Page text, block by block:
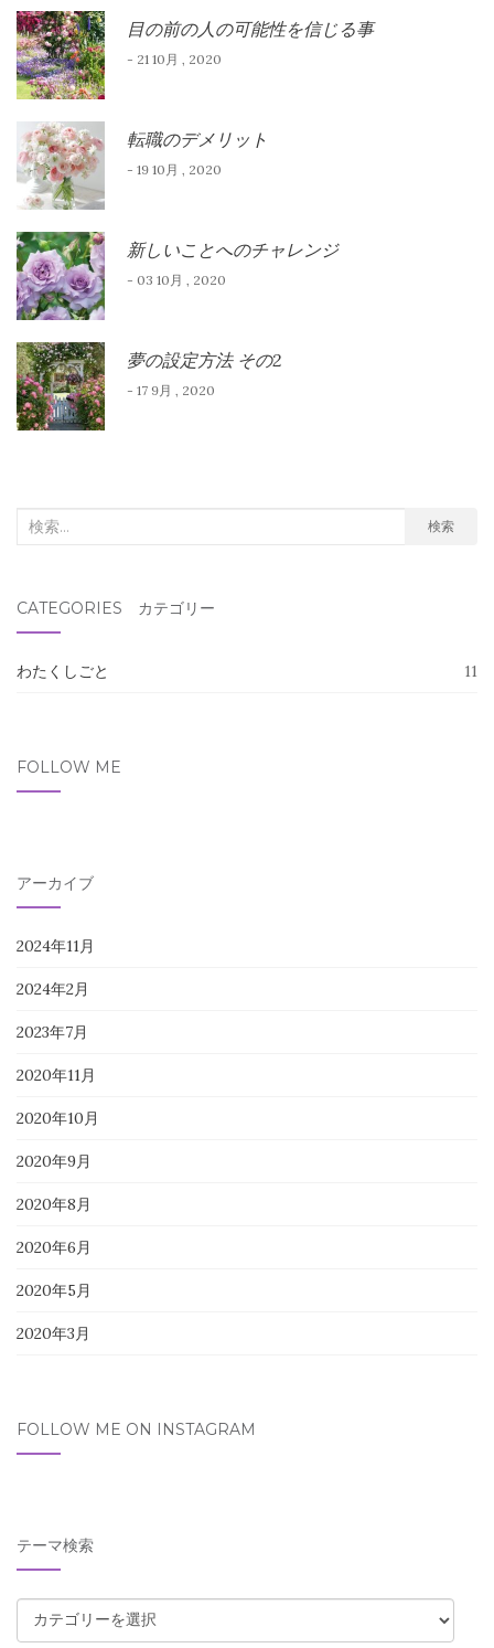
目の前の人の可能性を信じる事
- 21 10月 , 2020
転職のデメリット
- 19 10月 , 2020
新しいことへのチャレンジ
- 03 10月 , 2020
夢の設定方法 その2
- 17 9月 , 2020
検
象:
検索
CATEGORIES カテゴリー
わたくしごと 11
FOLLOW ME
アーカイブ
2024年11月
2024年2月
2023年7月
2020年11月
2020年10月
2020年9月
2020年8月
2020年6月
2020年5月
2020年3月
FOLLOW ME ON INSTAGRAM
テーマ検索
ー